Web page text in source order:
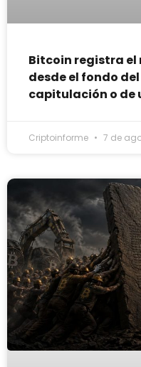
Bitcoin registra el
desde el fondo
capitulación o de
Criptoinforme 7 de